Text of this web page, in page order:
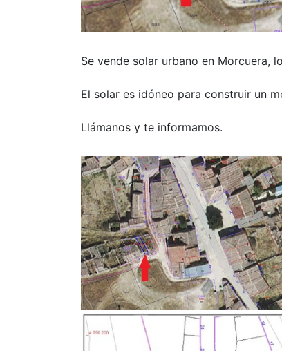
Se vende solar urbano en Morcuera,
El solar es idóneo para construir un
Llámanos y te informamos.